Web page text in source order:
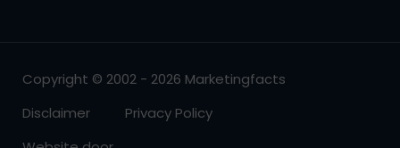
Copyright © 2002 - 2026 Marketingfacts
Disclaimer
Privacy Policy